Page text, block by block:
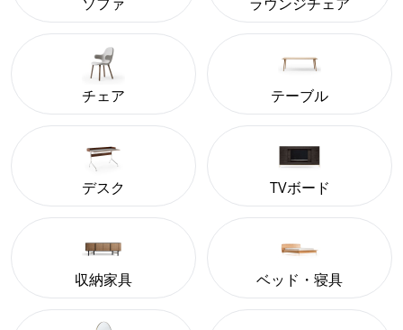
チェア テーブル
デスク TVボード
収納家具 ベッド・寝具